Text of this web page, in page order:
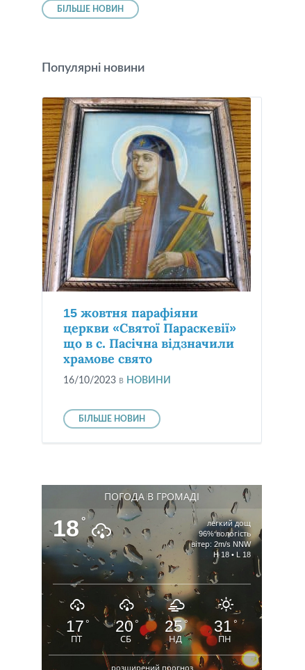
БІЛЬШЕ НОВИН
Популярні новини
15 жовтня парафіяни
церкви «Святої Параскевії»
що в с. Пасічна відзначили
храмове свято
16/10/2023 в НОВИНИ
БІЛЬШЕ НОВИН
ПОГОДА В ГРОМАДІ
18 °
легкий дощ
96% вологість
вітер: 2m/s NNW
H 18 • L 18
17 °
ПТ
20 °
СБ
25°
НД
31°
ПН
розширений прогноз